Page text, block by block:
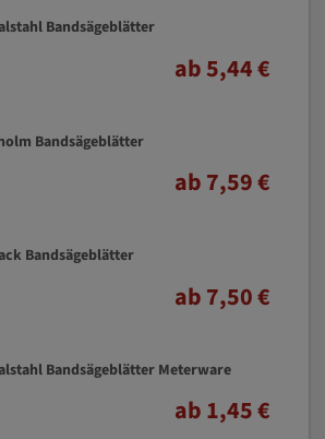
Bandsägeblätter
ab 5,44 €
Bandsägeblätter
ab 7,59 €
Bandsägeblätter
ab 7,50 €
Bandsägeblätter Meterware
ab 1,45 €